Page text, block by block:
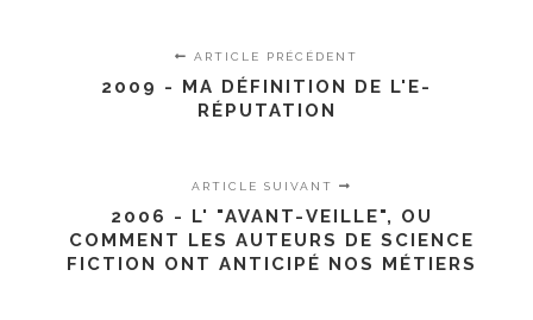
ARTICLE PRÉCÉDENT
2009 - MA DÉFINITION DE L'E-
RÉPUTATION
ARTICLE SUIVANT
2006 - L' "AVANT-VEILLE", OU
COMMENT LES AUTEURS DE SCIENCE
FICTION ONT ANTICIPÉ NOS MÉTIERS